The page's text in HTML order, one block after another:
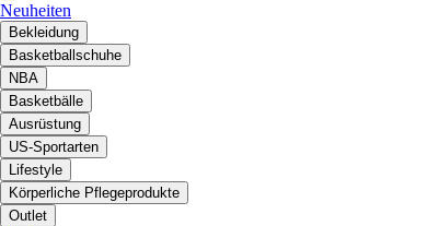
Neuheiten
Bekleidung
Basketballschuhe
NBA
Basketbälle
Ausrüstung
US-Sportarten
Lifestyle
Körperliche Pflegeprodukte
Outlet